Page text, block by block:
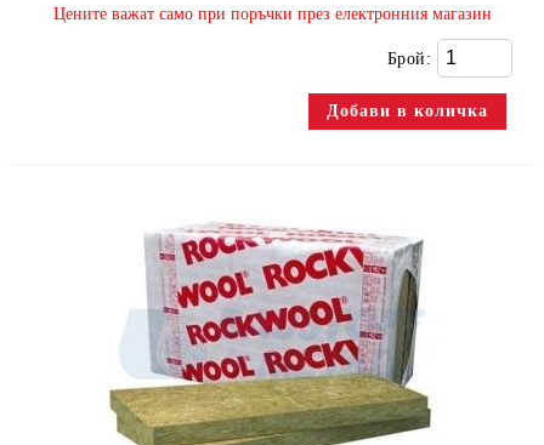
​Цените важат само при поръчки през електронния магазин
Брой: